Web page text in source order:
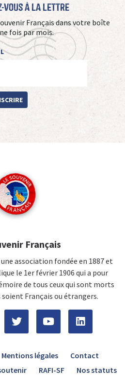
vous à La Lettre
Français dans votre boîte
fois par mois.
Français
association fondée en 1887 et
le 1er février 1906 qui a pour
de tous ceux qui sont morts
soient Français ou étrangers.
Mentions légales
Contact
RAFI-SF Nos statuts